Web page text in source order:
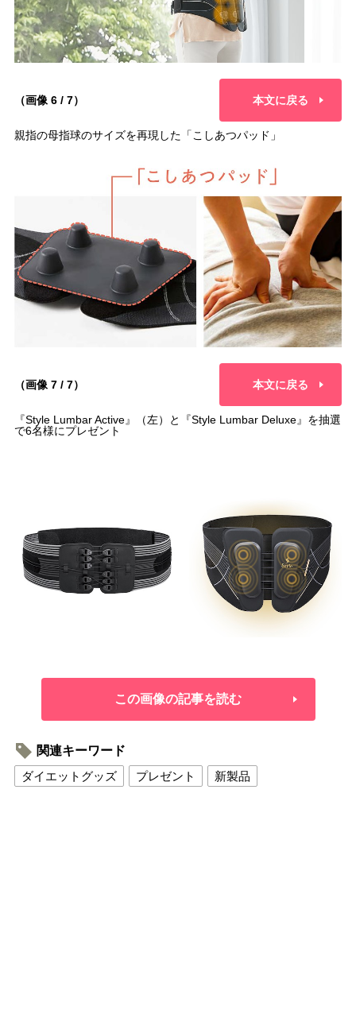
（画像 6 / 7） 本文に戻る
親指の母指球のサイズを再現した「こしあつパッド」
（画像 7 / 7） 本文に戻る
『Style Lumbar Active』（左）と『Style Lumbar Deluxe』を抽選
で6名様にプレゼント
この画像の記事を読む
関連キーワード
ダイエットグッズ
プレゼント 新製品